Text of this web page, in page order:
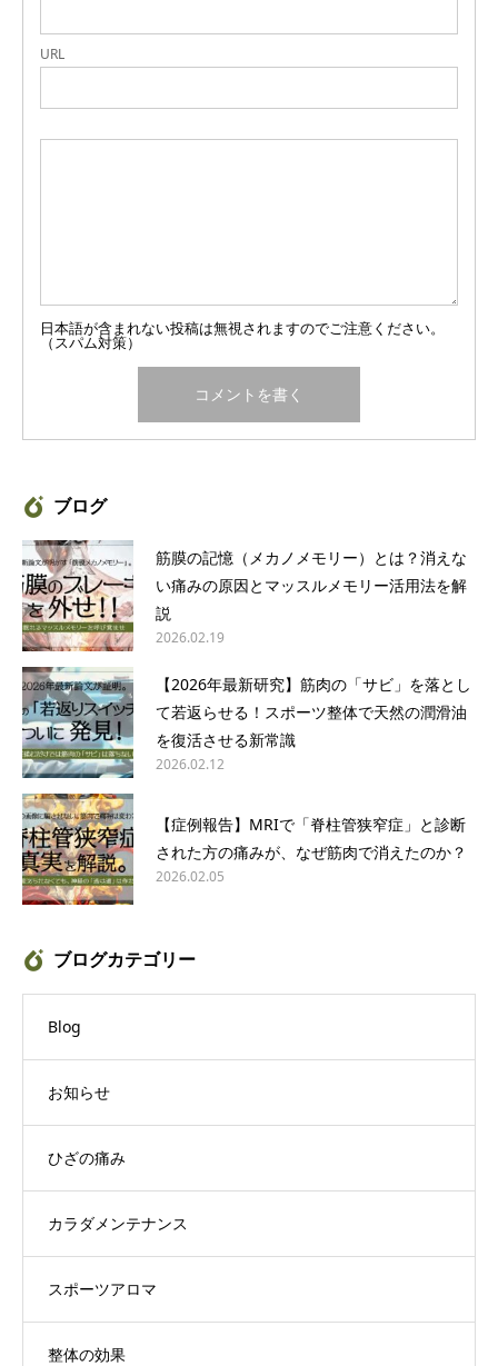
URL
日本語が含まれない投稿は無視されますのでご注意ください。
（スパム対策）
ブログ
筋膜の記憶（メカノメモリー）とは？消えな
い痛みの原因とマッスルメモリー活用法を解
説
2026.02.19
【2026年最新研究】筋肉の「サビ」を落とし
て若返らせる！スポーツ整体で天然の潤滑油
を復活させる新常識
2026.02.12
【症例報告】MRIで「脊柱管狭窄症」と診断
された方の痛みが、なぜ筋肉で消えたのか？
2026.02.05
ブログカテゴリー
Blog
お知らせ
ひざの痛み
カラダメンテナンス
スポーツアロマ
整体の効果